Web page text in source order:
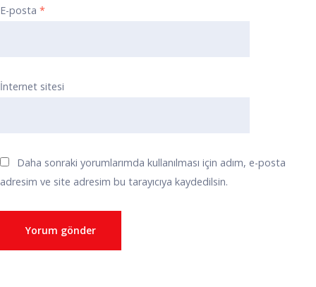
E-posta *
İnternet sitesi
Daha sonraki yorumlarımda kullanılması için adım, e-posta
adresim ve site adresim bu tarayıcıya kaydedilsin.